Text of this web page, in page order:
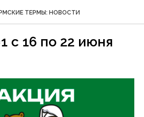
ТЕРМЫ: НОВОСТИ
с 16 по 22 июня